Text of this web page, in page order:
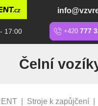
17:00 +420 777
Čelní
| Stroje k zapůjčení|